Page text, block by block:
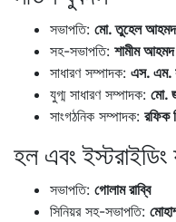
সভাপতি: মো. তুহেল আহমদ
সহ-সভাপতি: শামীম
সাধারণ সম্পাদক: এস. এম.
যুগ্ম সাধারণ সম্পাদক: মো.
সাংগঠনিক সম্পাদক: রফিক
হল এবং
সভাপতি: গোলাম রাব্বি
সিনিয়র সহ-সভাপতি: